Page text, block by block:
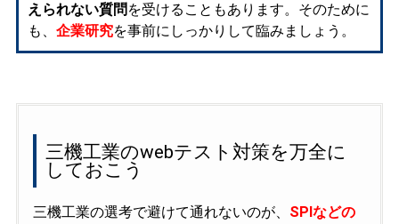
えられない質問 を受けることもあります。そのために
も、 企業研究を事前にしっかりして臨みましょう。
三機工業のwebテスト対策を万全に
しておこう
三機工業の選考で避けて通れないのが、 SPIなどの